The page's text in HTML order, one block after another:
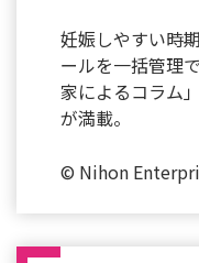
妊娠しやすい時
ールを一括管理
家によるコラム
が満載。
© Nihon